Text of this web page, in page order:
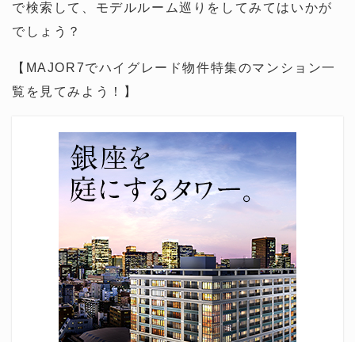
で検索して、モデルルーム巡りをしてみてはいかが
でしょう？
【MAJOR7でハイグレード物件特集のマンション一
覧を見てみよう！】